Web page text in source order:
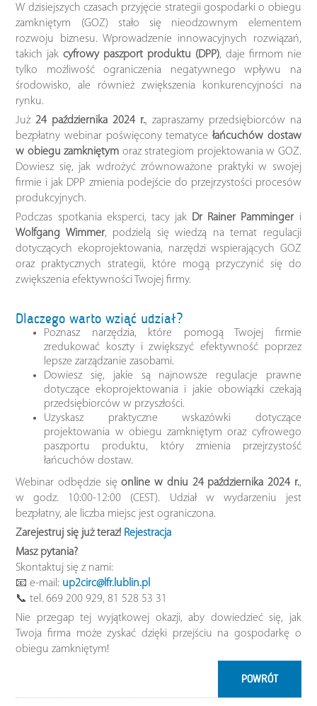
W dzisiejszych czasach przyjęcie strategii gospodarki o obiegu
zamkniętym (GOZ) stało się nieodzownym elementem
rozwoju biznesu. Wprowadzenie innowacyjnych rozwiązań,
takich jakcyfrowy paszport produktu (DPP), daje firmom nie
tylko możliwość ograniczenia negatywnego wpływu na
środowisko, ale również zwiększenia konkurencyjności na
rynku.
Już24 października 2024 r., zapraszamy przedsiębiorców na
bezpłatny webinar poświęcony tematyce łańcuchów dostaw
w obiegu zamkniętym oraz strategiom projektowania w GOZ.
Dowiesz się, jak wdrożyć zrównoważone praktyki w swojej
firmie i jak DPP zmienia podejście do przejrzystości procesów
produkcyjnych.
Podczas spotkania eksperci, tacy jak Dr Rainer Pamminger i
Wolfgang Wimmer, podzielą się wiedzą na temat regulacji
dotyczących ekoprojektowania, narzędzi wspierających GOZ
oraz praktycznych strategii, które mogą przyczynić się do
zwiększenia efektywności Twojej firmy.
Dlaczego warto wziąć udział?
Poznasz narzędzia, które pomogą Twojej firmie
zredukować koszty i zwiększyć efektywność poprzez
lepsze zarządzanie zasobami.
Dowiesz się, jakie są najnowsze regulacje prawne
dotyczące ekoprojektowania i jakie obowiązki czekają
przedsiębiorców w przyszłości.
Uzyskasz praktyczne wskazówki dotyczące
projektowania w obiegu zamkniętym oraz cyfrowego
paszportu produktu, który zmienia przejrzystość
łańcuchów dostaw.
Webinar odbędzie sięonline w dniu 24 października 2024 r.,
w godz. 10:00-12:00 (CEST). Udział w wydarzeniu jest
bezpłatny, ale liczba miejsc jest ograniczona.
Zarejestruj się już teraz! Rejestracja
Masz pytania?
Skontaktuj się z nami:
📧 e-mail: up2circ@lfr.lublin.pl
📞 tel. 669 200 929, 81 528 53 31
Nie przegap tej wyjątkowej okazji, aby dowiedzieć się, jak
Twoja firma może zyskać dzięki przejściu na gospodarkę o
obiegu zamkniętym!
POWRÓT